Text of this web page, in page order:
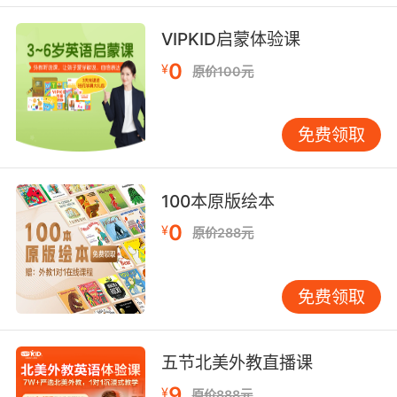
VIPKID启蒙体验课
¥0 原价100元
免费领取
100本原版绘本
¥0 原价288元
免费领取
五节北美外教直播课
¥